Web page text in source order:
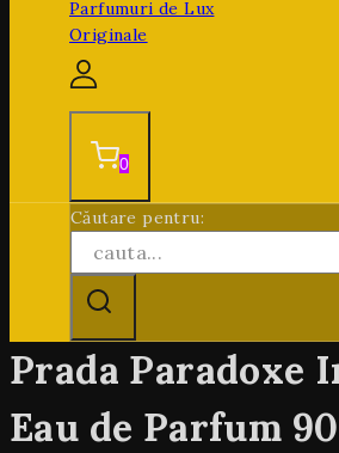
0
Căutare pentru:
Prada Paradoxe
Eau de Parfum